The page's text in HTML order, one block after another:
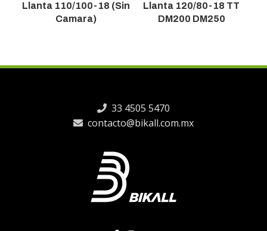
Llanta 110/100-18 (Sin
Camara)
Llanta 120/80-18 TT
DM200 DM250
33 4505 5470
contacto@bikall.com.mx